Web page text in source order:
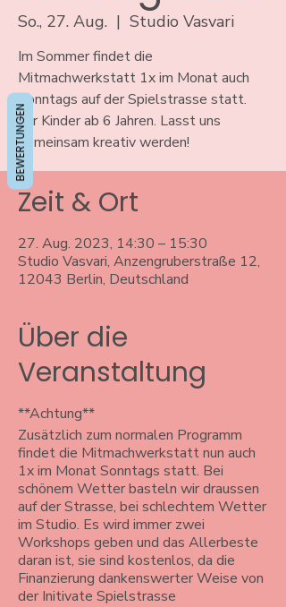
So., 27. Aug.
  |
Studio Vasvari
Im Sommer findet die
Mitmachwerkstatt 1x im Monat auch
Sonntags auf der Spielstrasse statt.
Für Kinder ab 6 Jahren. Lasst uns
gemeinsam kreativ werden!
Zeit & Ort
27. Aug. 2023, 14:30 – 15:30
Studio Vasvari, Anzengruberstraße 12,
12043 Berlin, Deutschland
Über die
Veranstaltung
**Achtung**
Zusätzlich zum normalen Programm
findet die Mitmachwerkstatt nun auch
1x im Monat Sonntags statt. Bei
schönem Wetter basteln wir draussen
auf der Strasse, bei schlechtem Wetter
im Studio. Es wird immer zwei
Workshops geben und das Allerbeste
daran ist, sie sind kostenlos, da die
Finanzierung dankenswerter Weise von
der Initivate Spielstrasse
BEWERTUNGEN